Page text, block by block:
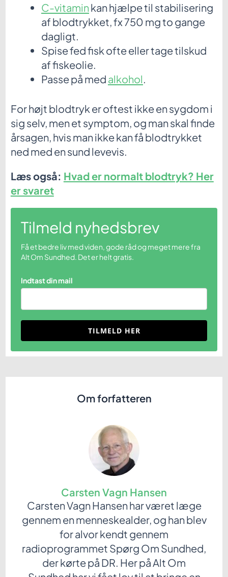
C-vitaminkan hjælpe til stabilisering
af blodtrykket, fx 750 mg to gange
dagligt.
Spise fed fisk ofte eller tage tilskud
af fiskeolie.
Passe på med alkohol.
For højt blodtryk er oftest ikke en sygdom i
sig selv, men et symptom, og man skal finde
årsagen, hvis man ikke kan få blodtrykket
ned med en sund levevis.
Læs også: Hvad er normalt blodtryk? Her
er svaret
Tilmeld nyhedsbrev
Få et bedre liv med viden, gode råd og meget mere fra
Alt Om Sundhed. Det er helt gratis.
Indtast din mail
TILMELD HER
Om forfatteren
Carsten Vagn Hansen
Carsten Vagn Hansen har været læge
gennem en menneskealder, og han blev
for alvor kendt gennem
radioprogrammet Spørg Om Sundhed,
der kørte på DR. Her på Alt Om